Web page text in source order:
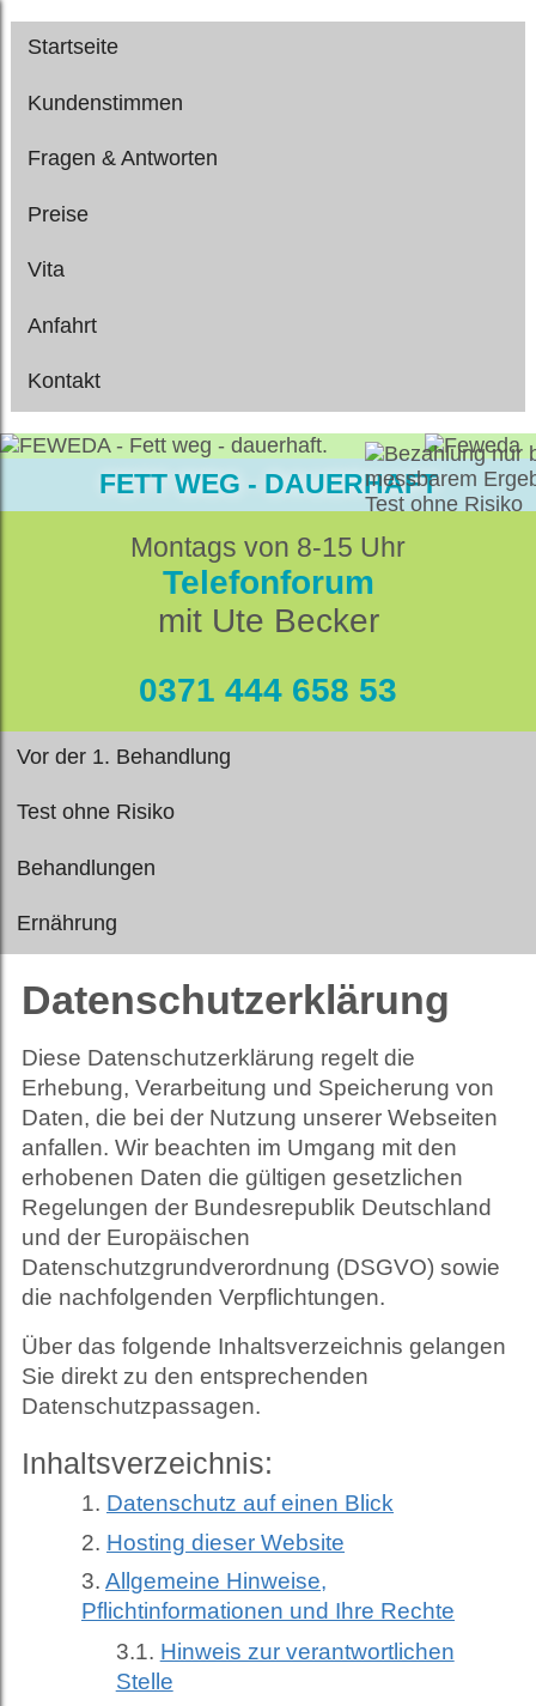
Startseite
Kundenstimmen
Fragen & Antworten
Preise
Vita
Anfahrt
Kontakt
FETT WEG - DAUERHAFT
Montags von 8-15 Uhr
Telefonforum
mit Ute Becker
0371 444 658 53
Vor der 1. Behandlung
Test ohne Risiko
Behandlungen
Ernährung
Datenschutzerklärung
Diese Datenschutzerklärung regelt die
Erhebung, Verarbeitung und Speicherung von
Daten, die bei der Nutzung unserer Webseiten
anfallen. Wir beachten im Umgang mit den
erhobenen Daten die gültigen gesetzlichen
Regelungen der Bundesrepublik Deutschland
und der Europäischen
Datenschutzgrundverordnung (DSGVO) sowie
die nachfolgenden Verpflichtungen.
Über das folgende Inhaltsverzeichnis gelangen
Sie direkt zu den entsprechenden
Datenschutzpassagen.
Inhaltsverzeichnis:
Datenschutz auf einen Blick
Hosting dieser Website
Allgemeine Hinweise,
Pflichtinformationen und Ihre Rechte
Hinweis zur verantwortlichen
Stelle